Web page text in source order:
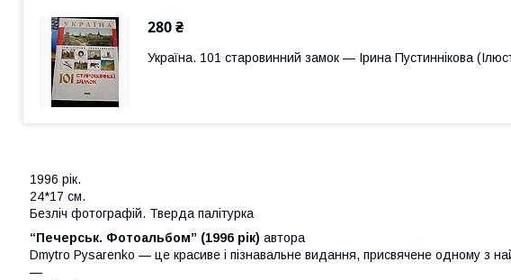
280 ₴
Україна. 101 старовинний замок — Ірина Пустиннікова
1996 рік.
24*17 см.
Безліч фотографій. Тверда палітурка
“Печерськ. Фотоальбом” (1996 рік) автора
Dmytro Pysarenko — це красиве і пізнавальне видання, присвячене одному з
—